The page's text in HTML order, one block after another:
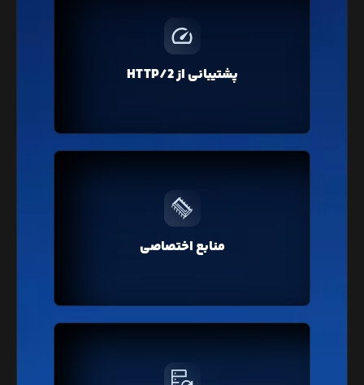
پشتیبانی از HTTP/2
پروتکل HTTP/2 با فشرده‌سازی و ارسال درخواست‌های
همزمان، باعث افزایش سرعت لود صفحات وبسایت شما
خواهد شد که در تمامی سرویس‌های لیارا پروتکل
منابع اختصاصی
بر خلاف هاست‌های اشتراکی، در لیارا منابع سخت‌افزاری
کاملا اختصاصی ارائه می‌شود که در نتیجه باعث افزایش
سرعت و عملکرد وبسایت شما خواهد شد.
لیارا از فضای پلن انتخابی شما به صورت خودکار فایل